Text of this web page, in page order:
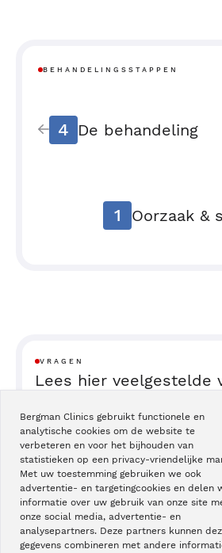
Bergman Clinics gebruikt functionele en
analytische cookies om de website te
verbeteren en voor het bijhouden van
statistieken op een privacy-vriendelijke
Met uw toestemming gebruiken we ook
advertentie- en targetingcookies en delen
informatie over uw gebruik van onze site
onze social media, advertentie- en
analysepartners. Deze partners kunnen
gegevens combineren met andere
BEHANDELINGSSTAPPEN
4 De behandeling
1 Oorzaak &
VRAGEN
Lees hier veelgestelde
Bij welke vestigingen kan ik
Wat zijn de toegangstijden van
behandeling?
Waar kan ik ervaringen van
mijn ervaring delen?